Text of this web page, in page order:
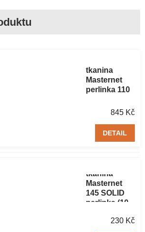
tkanina
Masternet
perlinka 110
845 Kč
DETAIL
tkanina
Masternet
145 SOLID
perlinka (10
230 Kč